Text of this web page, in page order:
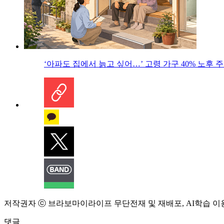
‘아파도 집에서 늙고 싶어…’ 고령 가구 40% 노후
저작권자 ⓒ 브라보마이라이프 무단전재 및 재배포, AI학습 이
댓글